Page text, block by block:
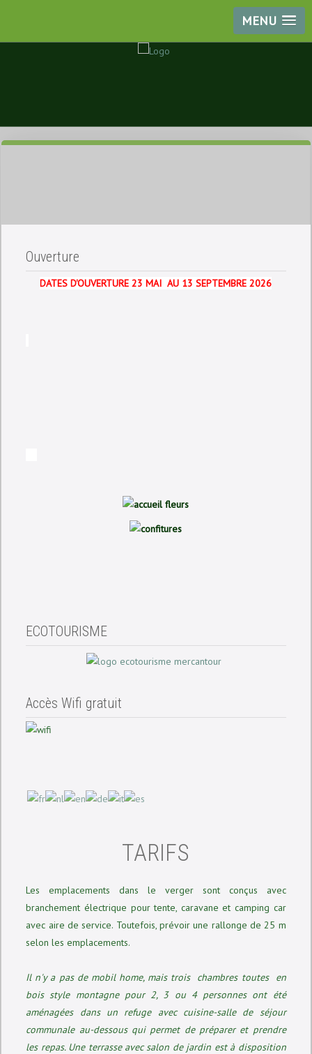
MENU
Ouverture
DATES D'OUVERTURE 23 MAI AU 13 SEPTEMBRE 2026
ECOTOURISME
Accès Wifi gratuit
TARIFS
Les emplacements dans le verger sont conçus avec
branchement électrique pour tente, caravane et camping car
avec aire de service. Toutefois, prévoir une rallonge de 25 m
selon les emplacements.
Il n'y a pas de mobil home, mais trois chambres toutes en
bois style montagne pour 2, 3 ou 4 personnes ont été
aménagées dans un refuge avec cuisine-salle de séjour
communale au-dessous qui permet de préparer et prendre
les repas. Une terrasse avec salon de jardin est à disposition